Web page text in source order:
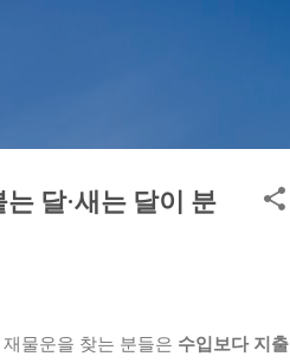
달·새는 달이 분
물운을 찾는 분들은 수입보다 지출